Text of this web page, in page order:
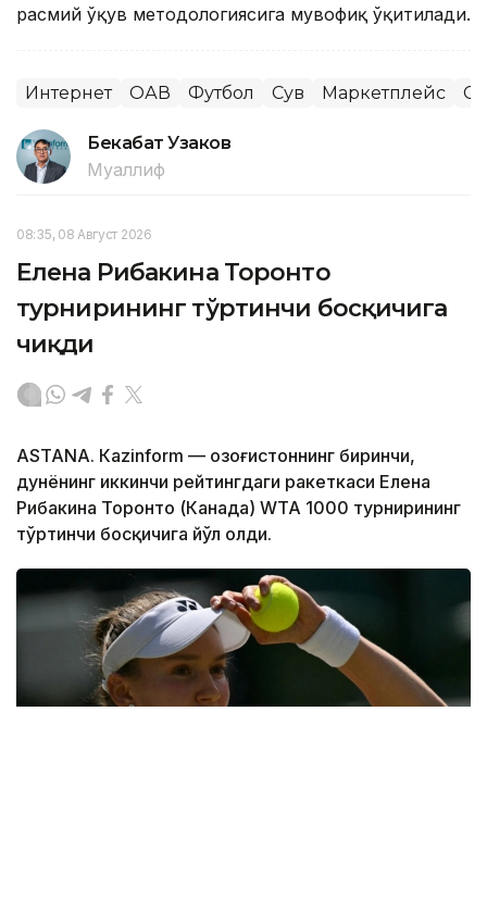
расмий ўқув методологиясига мувофиқ ўқитилади.
Интернет ОАВ Футбол Сув Маркетплейс
Бекабат Узаков
Муаллиф
08:35, 08 Август 2026
Елена Рибакина Торонто
турнирининг тўртинчи босқичига
чиқди
ASTANА. Кazinform — Қозоғистоннинг биринчи,
дунёнинг иккинчи рейтингдаги ракеткаси Елена
Рибакина Торонто (Канада) WТА 1000 турнирининг
тўртинчи босқичига йўл олди.